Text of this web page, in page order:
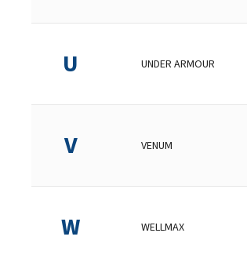
U UNDER ARMOUR
V VENUM
W WELLMAX